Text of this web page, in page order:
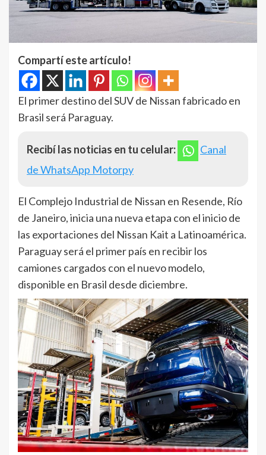
Compartí este artículo!
El primer destino del SUV de Nissan fabricado en
Brasil será Paraguay.
Recibí las noticias en tu celular:
Canal
de WhatsApp Motorpy
El Complejo Industrial de Nissan en Resende, Río
de Janeiro, inicia una nueva etapa con el inicio de
las exportaciones del Nissan Kait a Latinoamérica.
Paraguay será el primer país en recibir los
camiones cargados con el nuevo modelo,
disponible en Brasil desde diciembre.